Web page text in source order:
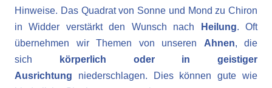
Hinweise. Das Quadrat von Sonne und Mond zu Chiron
in Widder verstärkt den Wunsch nach
Heilung. Oft
übernehmen wir Themen von unseren Ahnen, die
sich
körperlich oder in geistiger
Ausrichtung niederschlagen. Dies können gute wie